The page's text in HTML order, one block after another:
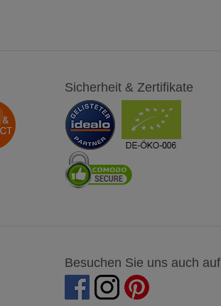
Sicherheit & Zertifikate
Besuchen Sie uns auch auf